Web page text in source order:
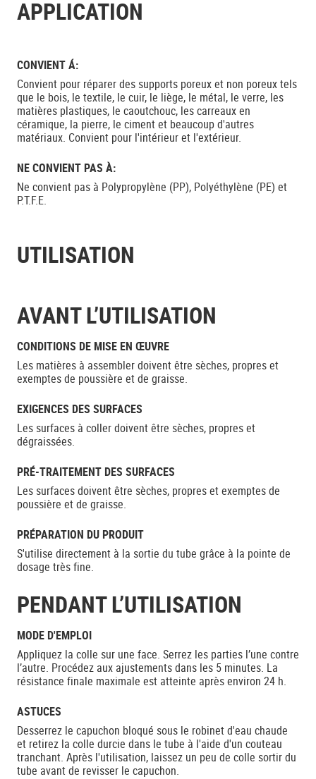
APPLICATION
CONVIENT Á:
Convient pour réparer des supports poreux et non poreux tels
que le bois, le textile, le cuir, le liège, le métal, le verre, les
matières plastiques, le caoutchouc, les carreaux en
céramique, la pierre, le ciment et beaucoup d'autres
matériaux. Convient pour l'intérieur et l'extérieur.
NE CONVIENT PAS À:
Ne convient pas à Polypropylène (PP), Polyéthylène (PE) et
P.T.F.E.
UTILISATION
AVANT L’UTILISATION
CONDITIONS DE MISE EN ŒUVRE
Les matières à assembler doivent être sèches, propres et
exemptes de poussière et de graisse.
EXIGENCES DES SURFACES
Les surfaces à coller doivent être sèches, propres et
dégraissées.
PRÉ-TRAITEMENT DES SURFACES
Les surfaces doivent être sèches, propres et exemptes de
poussière et de graisse.
PRÉPARATION DU PRODUIT
S'utilise directement à la sortie du tube grâce à la pointe de
dosage très fine.
PENDANT L’UTILISATION
MODE D'EMPLOI
Appliquez la colle sur une face. Serrez les parties l’une contre
l’autre. Procédez aux ajustements dans les 5 minutes. La
résistance finale maximale est atteinte après environ 24 h.
ASTUCES
Desserrez le capuchon bloqué sous le robinet d'eau chaude
et retirez la colle durcie dans le tube à l'aide d'un couteau
tranchant. Après l'utilisation, laissez un peu de colle sortir du
tube avant de revisser le capuchon.